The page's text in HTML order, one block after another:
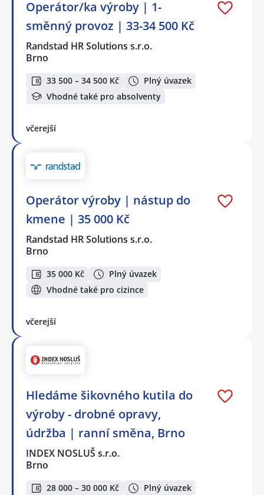
Operátor/ka výroby | 1-
směnný provoz | 33-34 500 Kč
Randstad HR Solutions s.r.o.
Brno
33 500 – 34 500 Kč
Plný úvazek
Vhodné také pro absolventy
včerejší
Operátor výroby | nástup do
kmene | 35 000 Kč
Randstad HR Solutions s.r.o.
Brno
35 000 Kč
Plný úvazek
Vhodné také pro cizince
včerejší
Hledáme šikovného kutila do
výroby - drobné opravy,
údržba | ranní směna, Brno
INDEX NOSLUŠ s.r.o.
Brno
28 000 – 30 000 Kč
Plný úvazek